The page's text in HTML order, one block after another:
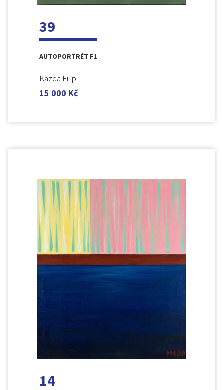
39
AUTOPORTRÉT F1
Kazda Filip
15 000 Kč
14